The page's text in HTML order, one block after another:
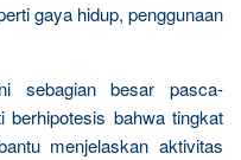
gaya hidup, penggunaan
sebagian besar pasca-
berhipotesis bahwa tingkat
menjelaskan aktivitas